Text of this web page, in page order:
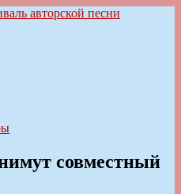
песни
совместный